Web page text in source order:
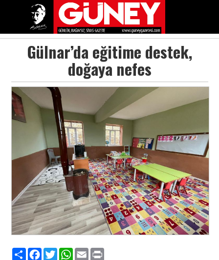
Gülnar’da eğitime destek,
doğaya nefes
PaylaşFacebook
TwitterWhatsApp
EmailPrint